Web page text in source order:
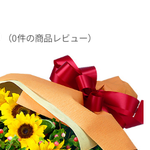
（0件の商品レビュー）